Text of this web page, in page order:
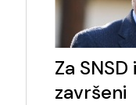
Za
završeni